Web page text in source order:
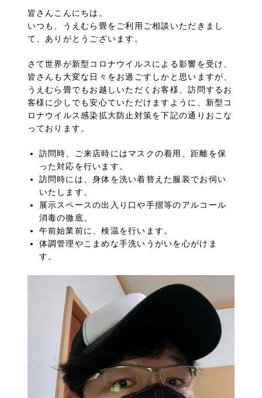
皆さんこんにちは。
いつも、うえむら畳をご利用ご相談いただきまし
て、ありがとうございます。
さて世界が新型コロナウイルスによる影響を受け、
皆さんも大変な日々をお過ごすしかと思いますが、
うえむら畳でもお越しいただくお客様、訪問するお
客様に少しでも安心ていただけますように、新型コ
ロナウイルス感染拡大防止対策を下記の通りおこな
っております。
訪問時、ご来店時にはマスクの着用、距離を保
った対応を行います。
訪問時には、身体を洗い着替えた服装でお伺い
いたします。
展示スペースの出入り口や手摺等のアルコール
消毒の徹底。
午前始業前に、検温を行います。
体調管理やこまめな手洗いうがいを心がけま
す。